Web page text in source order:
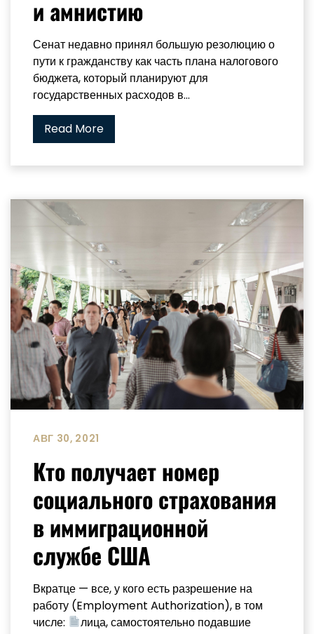
и амнистию
Сенат недавно принял большую резолюцию о
пути к гражданству как часть плана налогового
бюджета, который планируют для
государственных расходов в...
Read More
АВГ 30, 2021
Кто получает номер
социального страхования
в иммиграционной
службе США
Вкратце — все, у кого есть разрешение на
работу (Employment Authorization), в том
числе:
лица, самостоятельно подавшие